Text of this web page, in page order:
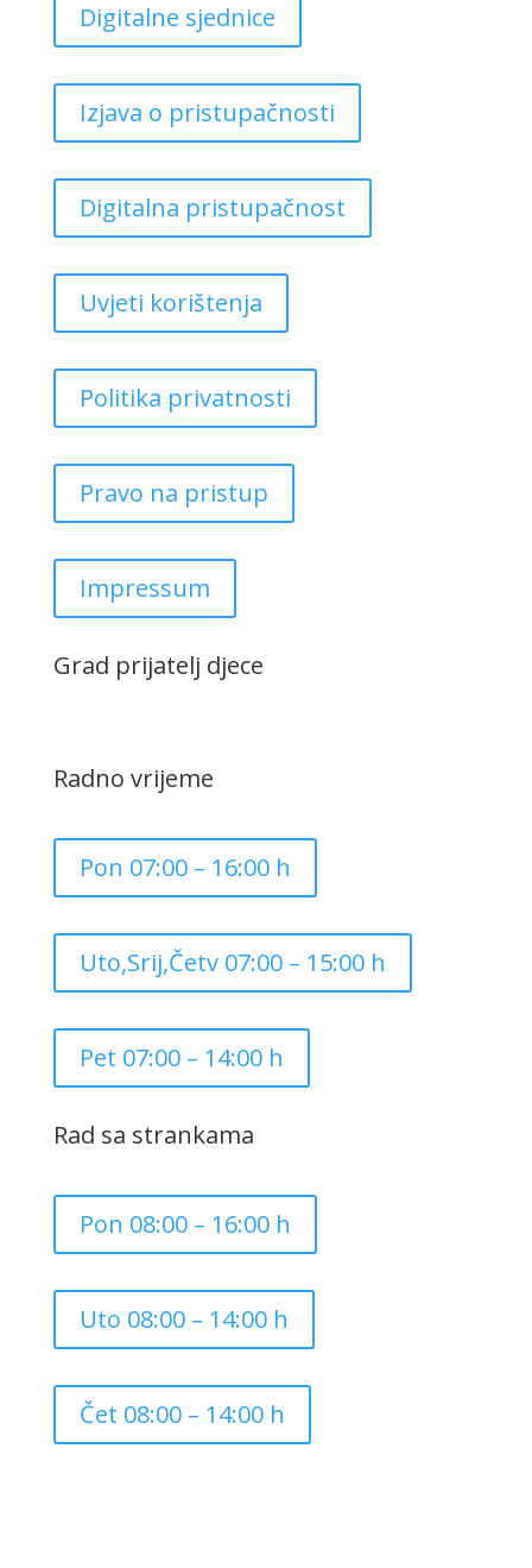
Digitalne sjednice
Izjava o pristupačnosti
Digitalna pristupačnost
Uvjeti korištenja
Politika privatnosti
Pravo na pristup
Impressum
Grad prijatelj djece
Radno vrijeme
Pon 07:00 – 16:00 h
Uto,Srij,Četv 07:00 – 15:00 h
Pet 07:00 – 14:00 h
Rad sa strankama
Pon 08:00 – 16:00 h
Uto 08:00 – 14:00 h
Čet 08:00 – 14:00 h